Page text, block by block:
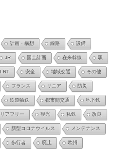
計画・構想 線路 設備
JR 国土計画 在来幹線 駅
LRT 安全 地域交通 その他
フランス リニア 防災
鉄道輸送 都市間交通 地下鉄
アフリー 観光 私鉄 改良
新型コロナウイルス メンテナンス
歩行者 廃止 欧州